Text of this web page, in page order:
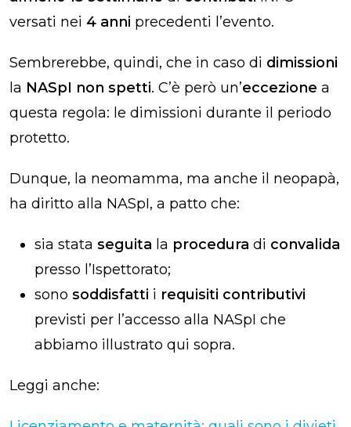
versati nei 4 anni precedenti l’evento.
Sembrerebbe, quindi, che in caso di dimissioni
la NASpI non spetti. C’è però un’eccezione a
questa regola: le dimissioni durante il periodo
protetto.
Dunque, la neomamma, ma anche il neopapà,
ha diritto alla NASpI, a patto che:
sia stata seguita la procedura di convalida
presso l’Ispettorato;
sono soddisfatti i requisiti contributivi
previsti per l’accesso alla NASpI che
abbiamo illustrato qui sopra.
Leggi anche: